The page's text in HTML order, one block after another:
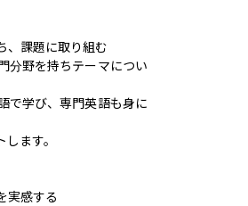
、課題に取り組む
分野を持ちテーマについ
で学び、専門英語も身に
ます。
実感する